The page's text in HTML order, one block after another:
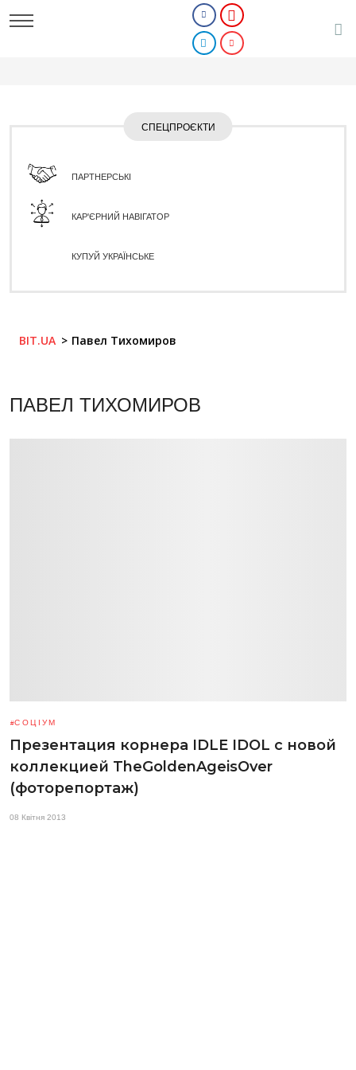
СПЕЦПРОЄКТИ
ПАРТНЕРСЬКІ
КАР'ЄРНИЙ НАВІГАТОР
КУПУЙ УКРАЇНСЬКЕ
BIT.UA Павел Тихомиров
ПАВЕЛ ТИХОМИРОВ
СОЦІУМ
Презентация корнера IDLE IDOL с новой
коллекцией TheGoldenAgeisOver
(фоторепортаж)
08 Квітня 2013